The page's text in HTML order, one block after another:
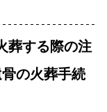
葬する際の注
の火葬手続